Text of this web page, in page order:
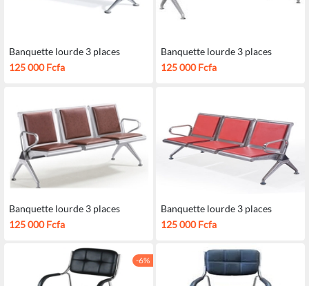
Banquette lourde 3 places
125 000 Fcfa
Banquette lourde 3 places
125 000 Fcfa
Banquette lourde 3 places
125 000 Fcfa
Banquette lourde 3 places
125 000 Fcfa
-6%